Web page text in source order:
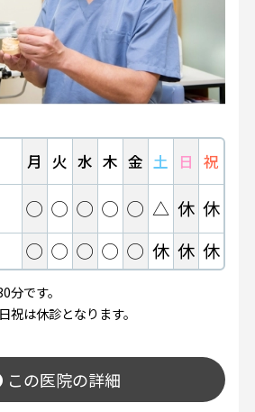
月 火 水 木 金 土 日 祝
◯ ◯ ◯ ◯ ◯ △ 休 休
◯ ◯ ◯ ◯ ◯ 休 休 休
分です。
は休診となります。
この医院の詳細